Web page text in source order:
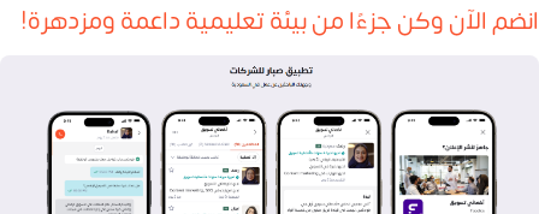
انضم الآن وكن جزءًا من بيئة تعليمية داعمة ومزدهرة!